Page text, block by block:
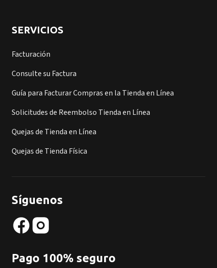
SERVICIOS
Facturación
Consulte su Factura
Guía para Facturar Compras en la Tienda en Línea
Solicitudes de Reembolso Tienda en Línea
Quejas de Tienda en Línea
Quejas de Tienda Física
Síguenos
Pago 100% seguro